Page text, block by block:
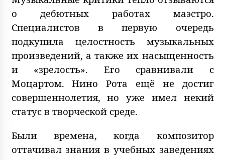
о дебютных работах маэстро.
Специалистов в первую очередь
подкупила целостность музыкальных
произведений, а также их насыщенность
и «зрелость». Его сравнивали с
Моцартом. Нино Рота ещё не достиг
совершеннолетия, но уже имел некий
статус в творческой среде.
Были времена, когда композитор
оттачивал знания в учебных заведениях